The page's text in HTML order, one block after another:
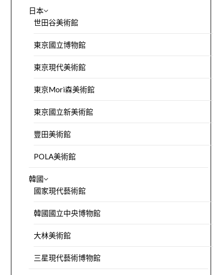
日本
世田谷美術館
東京國立博物館
東京現代美術館
東京Mori森美術館
東京國立新美術館
豐田美術館
POLA美術館
韓國
國家現代藝術館
韓國國立中央博物館
大林美術館
三星現代藝術博物館